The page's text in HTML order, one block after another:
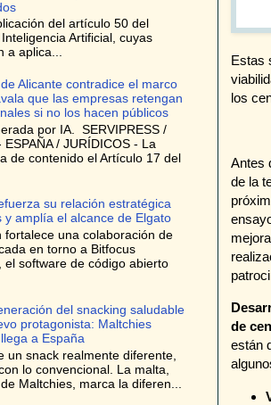
Estas
los
Antes
de la
de
están
del artículo 50 del
Artificial, cuyas
a aplica...
Alicante contradice el marco
que las empresas retengan
si no los hacen públicos
por IA. SERVIPRESS /
ESPAÑA / JURÍDICOS - La
de contenido el Artículo 17 del
su relación estratégica
y amplía el alcance de Elgato
fortalece una colaboración de
en torno a Bitfocus
el software de código abierto
del snacking saludable
protagonista: Maltchies
a España
un snack realmente diferente,
lo convencional. La malta,
Maltchies, marca la diferen...